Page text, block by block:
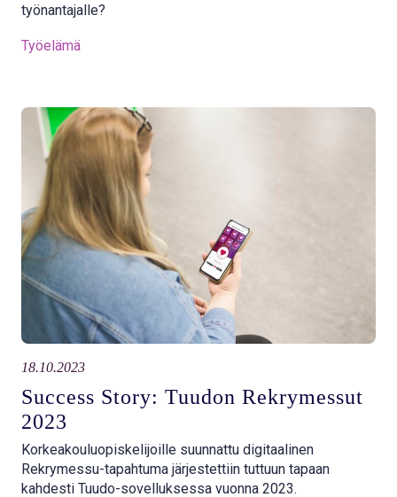
työnantajalle?
Työelämä
18.10.2023
Success Story: Tuudon Rekrymessut
2023
Korkeakouluopiskelijoille suunnattu digitaalinen
Rekrymessu-tapahtuma järjestettiin tuttuun tapaan
kahdesti Tuudo-sovelluksessa vuonna 2023.